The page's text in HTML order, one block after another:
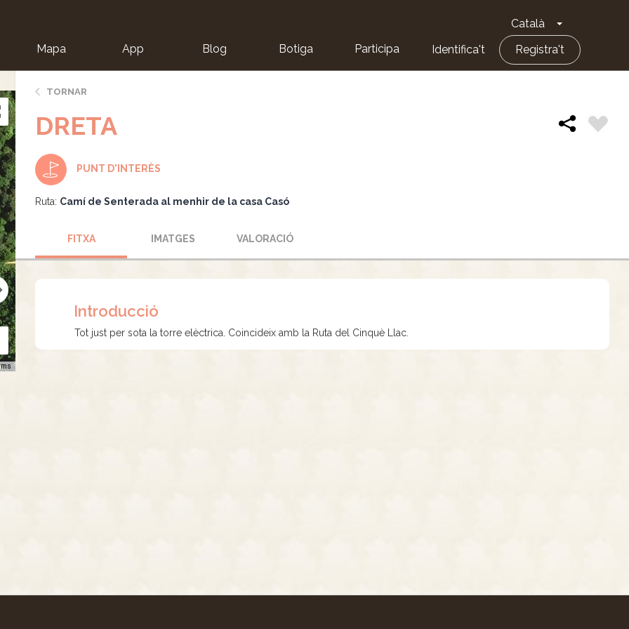
Català Toggle
Mapa App Blog Botiga Participa Identifica't Registra't
TORNAR
DRETA
PUNT D'INTERÈS
Ruta: Camí de Senterada al menhir de la casa Casó
FITXA IMATGES VALORACIÓ
Introducció
Tot just per sota la torre elèctrica. Coincideix amb la Ruta del Cinquè Llac.